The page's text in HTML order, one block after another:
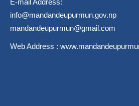
E-mail Address:
info@mandandeupurmun.gov.np
mandandeupurmun@gmail.com
Web Address :